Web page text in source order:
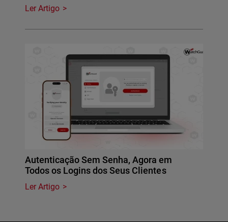
Ler Artigo
Autenticação Sem Senha, Agora em
Todos os Logins dos Seus Clientes
Ler Artigo